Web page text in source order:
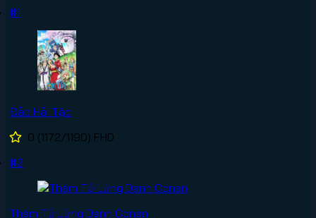
#1
Đảo Hải Tặc
0 (1172/1190) FHD
#2
Thám Tử Lừng Danh Conan